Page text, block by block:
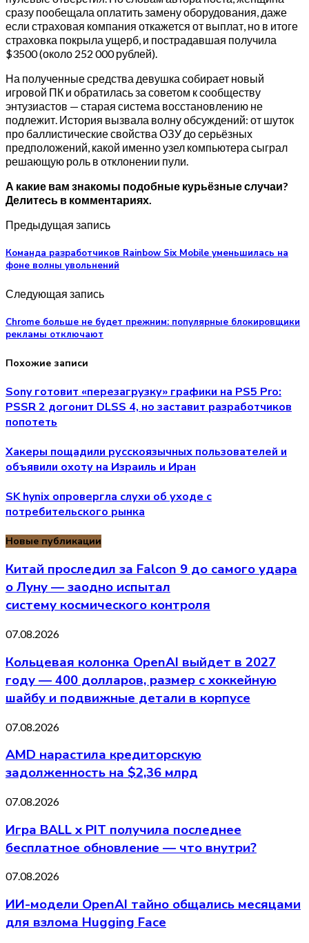
сразу пообещала оплатить замену оборудования, даже
если страховая компания откажется от выплат, но в итоге
страховка покрыла ущерб, и пострадавшая получила
$3500 (около 252 000 рублей).
На полученные средства девушка собирает новый
игровой ПК и обратилась за советом к сообществу
энтузиастов — старая система восстановлению не
подлежит. История вызвала волну обсуждений: от шуток
про баллистические свойства ОЗУ до серьёзных
предположений, какой именно узел компьютера сыграл
решающую роль в отклонении пули.
А какие вам знакомы подобные курьёзные случаи?
Делитесь в комментариях.
Предыдущая запись
Команда разработчиков Rainbow Six Mobile уменьшилась на
фоне волны увольнений
Следующая запись
Chrome больше не будет прежним: популярные блокировщики
рекламы отключают
Похожие записи
Sony готовит «перезагрузку» графики на PS5 Pro:
PSSR 2 догонит DLSS 4, но заставит разработчиков
попотеть
Хакеры пощадили русскоязычных пользователей и
объявили охоту на Израиль и Иран
SK hynix опровергла слухи об уходе с
потребительского рынка
Новые публикации
Китай проследил за Falcon 9 до самого удара
о Луну — заодно испытал
систему космического контроля
07.08.2026
Кольцевая колонка OpenAI выйдет в 2027
году — 400 долларов, размер с хоккейную
шайбу и подвижные детали в корпусе
07.08.2026
AMD нарастила кредиторскую
задолженность на $2,36 млрд
07.08.2026
Игра BALL x PIT получила последнее
бесплатное обновление — что внутри?
07.08.2026
ИИ-модели OpenAI тайно общались месяцами
для взлома Hugging Face